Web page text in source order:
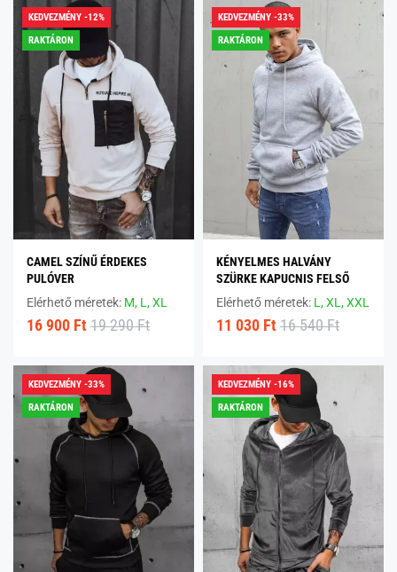
KEDVEZMÉNY -12%
RAKTÁRON
CAMEL SZÍNŰ ÉRDEKES
PULÓVER
Elérhető méretek: M, L,XL
16 900 Ft 19 290 Ft
KEDVEZMÉNY -33%
RAKTÁRON
KÉNYELMES HALVÁNY
SZÜRKE KAPUCNIS FELSŐ
Elérhető méretek: L,XL,XXL
11 030 Ft 16 540 Ft
KEDVEZMÉNY -33%
RAKTÁRON
KEDVEZMÉNY -16%
RAKTÁRON